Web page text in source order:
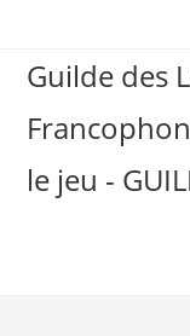
contentGuilde des
le jeu -